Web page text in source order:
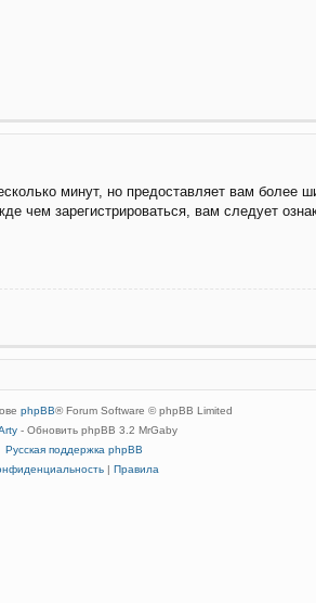
минут, но предоставляет вам более
чем зарегистрироваться, вам следует
phpBB® Forum Software © phpBB Limited
- Обновить phpBB 3.2 MrGaby
Русская поддержка phpBB
| Правила